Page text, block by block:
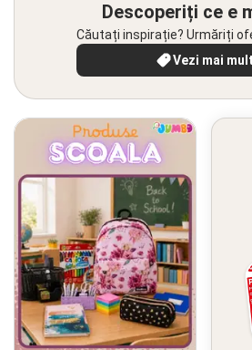
Descoperiți ce e
Căutați inspirație? Urmăriți
Vezi mai mult